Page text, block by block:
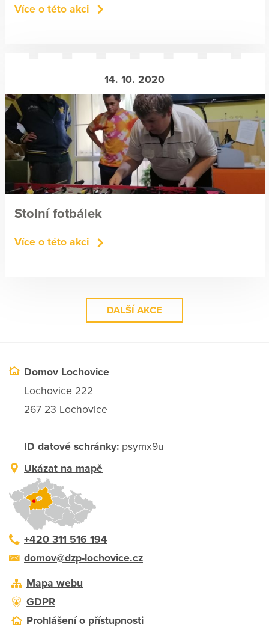
Více o této akci
14. 10. 2020
Stolní fotbálek
Více o této akci
DALŠÍ AKCE
Domov Lochovice
Lochovice 222
267 23 Lochovice
ID datové schránky: psymx9u
Ukázat na mapě
+420 311 516 194
domov@dzp-lochovice.cz
Mapa webu
GDPR
Prohlášení o přístupnosti